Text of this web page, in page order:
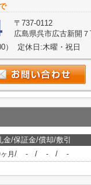
〒737-0112
広島県呉市広古新開
） 定休日:木曜・祝日
金/保証金/償却/敷引
月 / - / - / -